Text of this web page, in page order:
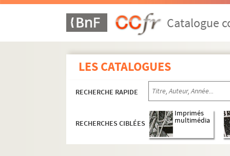
Catalogue
LES CATALOGUES
RECHERCHE RAPIDE
RECHERCHES CIBLÉES
Imprimés
multimédia